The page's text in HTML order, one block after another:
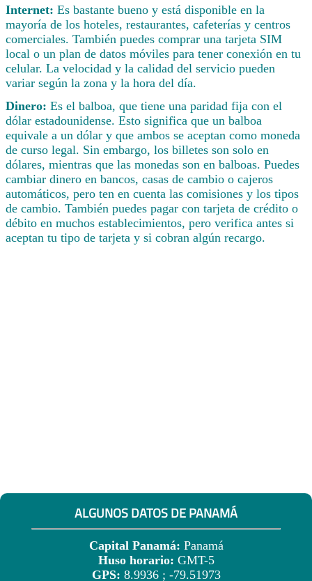
Internet: Es bastante bueno y está disponible en la
mayoría de los hoteles, restaurantes, cafeterías y centros
comerciales. También puedes comprar una tarjeta SIM
local o un plan de datos móviles para tener conexión en tu
celular. La velocidad y la calidad del servicio pueden
variar según la zona y la hora del día.
Dinero: Es el balboa, que tiene una paridad fija con el
dólar estadounidense. Esto significa que un balboa
equivale a un dólar y que ambos se aceptan como moneda
de curso legal. Sin embargo, los billetes son solo en
dólares, mientras que las monedas son en balboas. Puedes
cambiar dinero en bancos, casas de cambio o cajeros
automáticos, pero ten en cuenta las comisiones y los tipos
de cambio. También puedes pagar con tarjeta de crédito o
débito en muchos establecimientos, pero verifica antes si
aceptan tu tipo de tarjeta y si cobran algún recargo.
ALGUNOS DATOS DE PANAMÁ
Capital Panamá: Panamá
Huso horario: GMT-5
GPS: 8.9936 ; -79.51973